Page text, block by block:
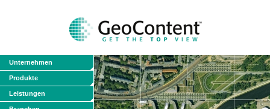
Unternehmen
Produkte
Leistungen